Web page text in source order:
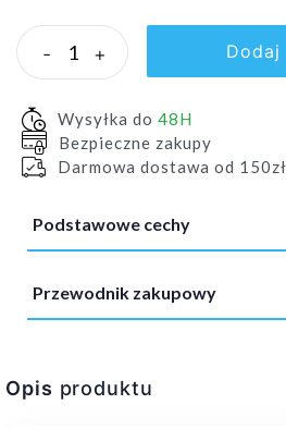
- + Dodaj
Wysyłka do 48H
Bezpieczne zakupy
Darmowa dostawa od 150zł
Podstawowe cechy
Przewodnik zakupowy
Opis produktu